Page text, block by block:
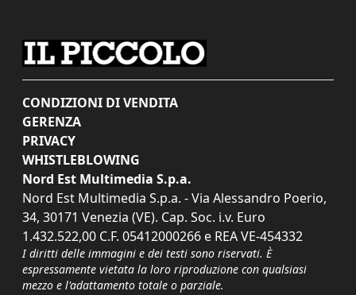
CONDIZIONI DI VENDITA
GERENZA
PRIVACY
WHISTLEBLOWING
Nord Est Multimedia S.p.a.
Nord Est Multimedia S.p.a. - Via Alessandro Poerio,
34, 30171 Venezia (VE). Cap. Soc. i.v. Euro
1.432.522,00 C.F. 05412000266 e REA VE-454332
I diritti delle immagini e dei testi sono riservati. È
espressamente vietata la loro riproduzione con qualsiasi
mezzo e l'adattamento totale o parziale.